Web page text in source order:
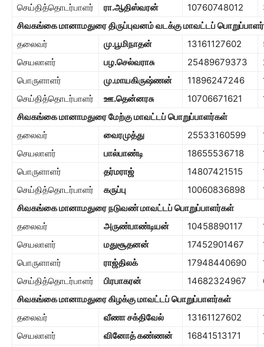
செய்தித்தொடர்பாளர்
ரா.ஆதிஸ்வரன் 10760748012
சிவகங்கை மானாமதுரை திருப்புவனம் வடக்கு மாவட்டப்
தலைவர்
மு.பூமிநாதன் 13161127602
செயலாளர்
பழ.செல்வராசு 25489679373
பொருளாளர்
மு.மாயகிருஷ்ணன் 11896247246
செய்தித்தொடர்பாளர்
ஊ.தென்னரசு 10706671621
சிவகங்கை மானாமதுரை மேற்கு மாவட்டப் பொறுப்பாளர்கள்
தலைவர்
வைரமுத்து 25533160599
செயலாளர்
பால்பாண்டி 18655536718
பொருளாளர்
தர்மராஜ் 14807421515
செய்தித்தொடர்பாளர்
கருப்பு 10060836898
சிவகங்கை மானாமதுரை நடுவண் மாவட்டப் பொறுப்பாளர்கள்
தலைவர்
அருண்பாண்டியன் 10458890117
செயலாளர்
மதுசூதனன் 17452901467
பொருளாளர்
ராஜ்திலக் 17948440690
செய்தித்தொடர்பாளர்
பிரபாகரன் 14682324967
சிவகங்கை மானாமதுரை கிழக்கு மாவட்டப் பொறுப்பாளர்கள்
தலைவர்
வீணா சக்திவேல் 13161127602
செயலாளர்
வினோத் கண்ணன் 16841513171